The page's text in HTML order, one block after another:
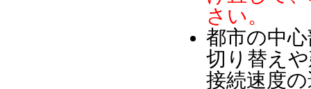
さい。
都市の中
切り替え
接続速度